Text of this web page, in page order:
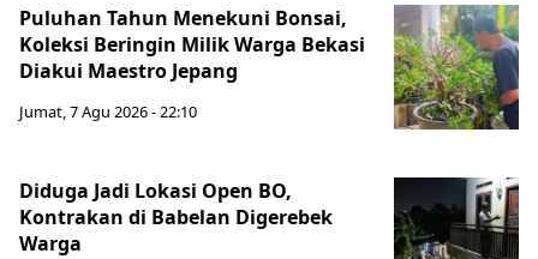
Puluhan Tahun Menekuni Bonsai,
Koleksi Beringin Milik Warga Bekasi
Diakui Maestro Jepang
Jumat, 7 Agu 2026 - 22:10
Diduga Jadi Lokasi Open BO,
Kontrakan di Babelan Digerebek
Warga